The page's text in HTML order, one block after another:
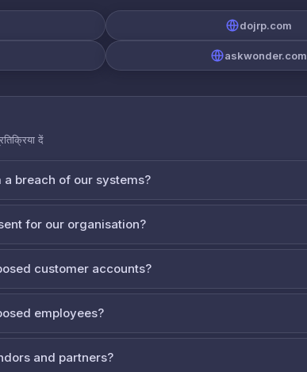
dojrp.com
askwonder.com
दें
breach of our systems?
for our organisation?
customer accounts?
employees?
and partners?